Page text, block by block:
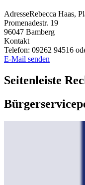
AdresseRebecca Haas,
Promenadestr. 19
96047 Bamberg
Kontakt
Telefon: 09262 94516
E-Mail senden
Seitenleiste